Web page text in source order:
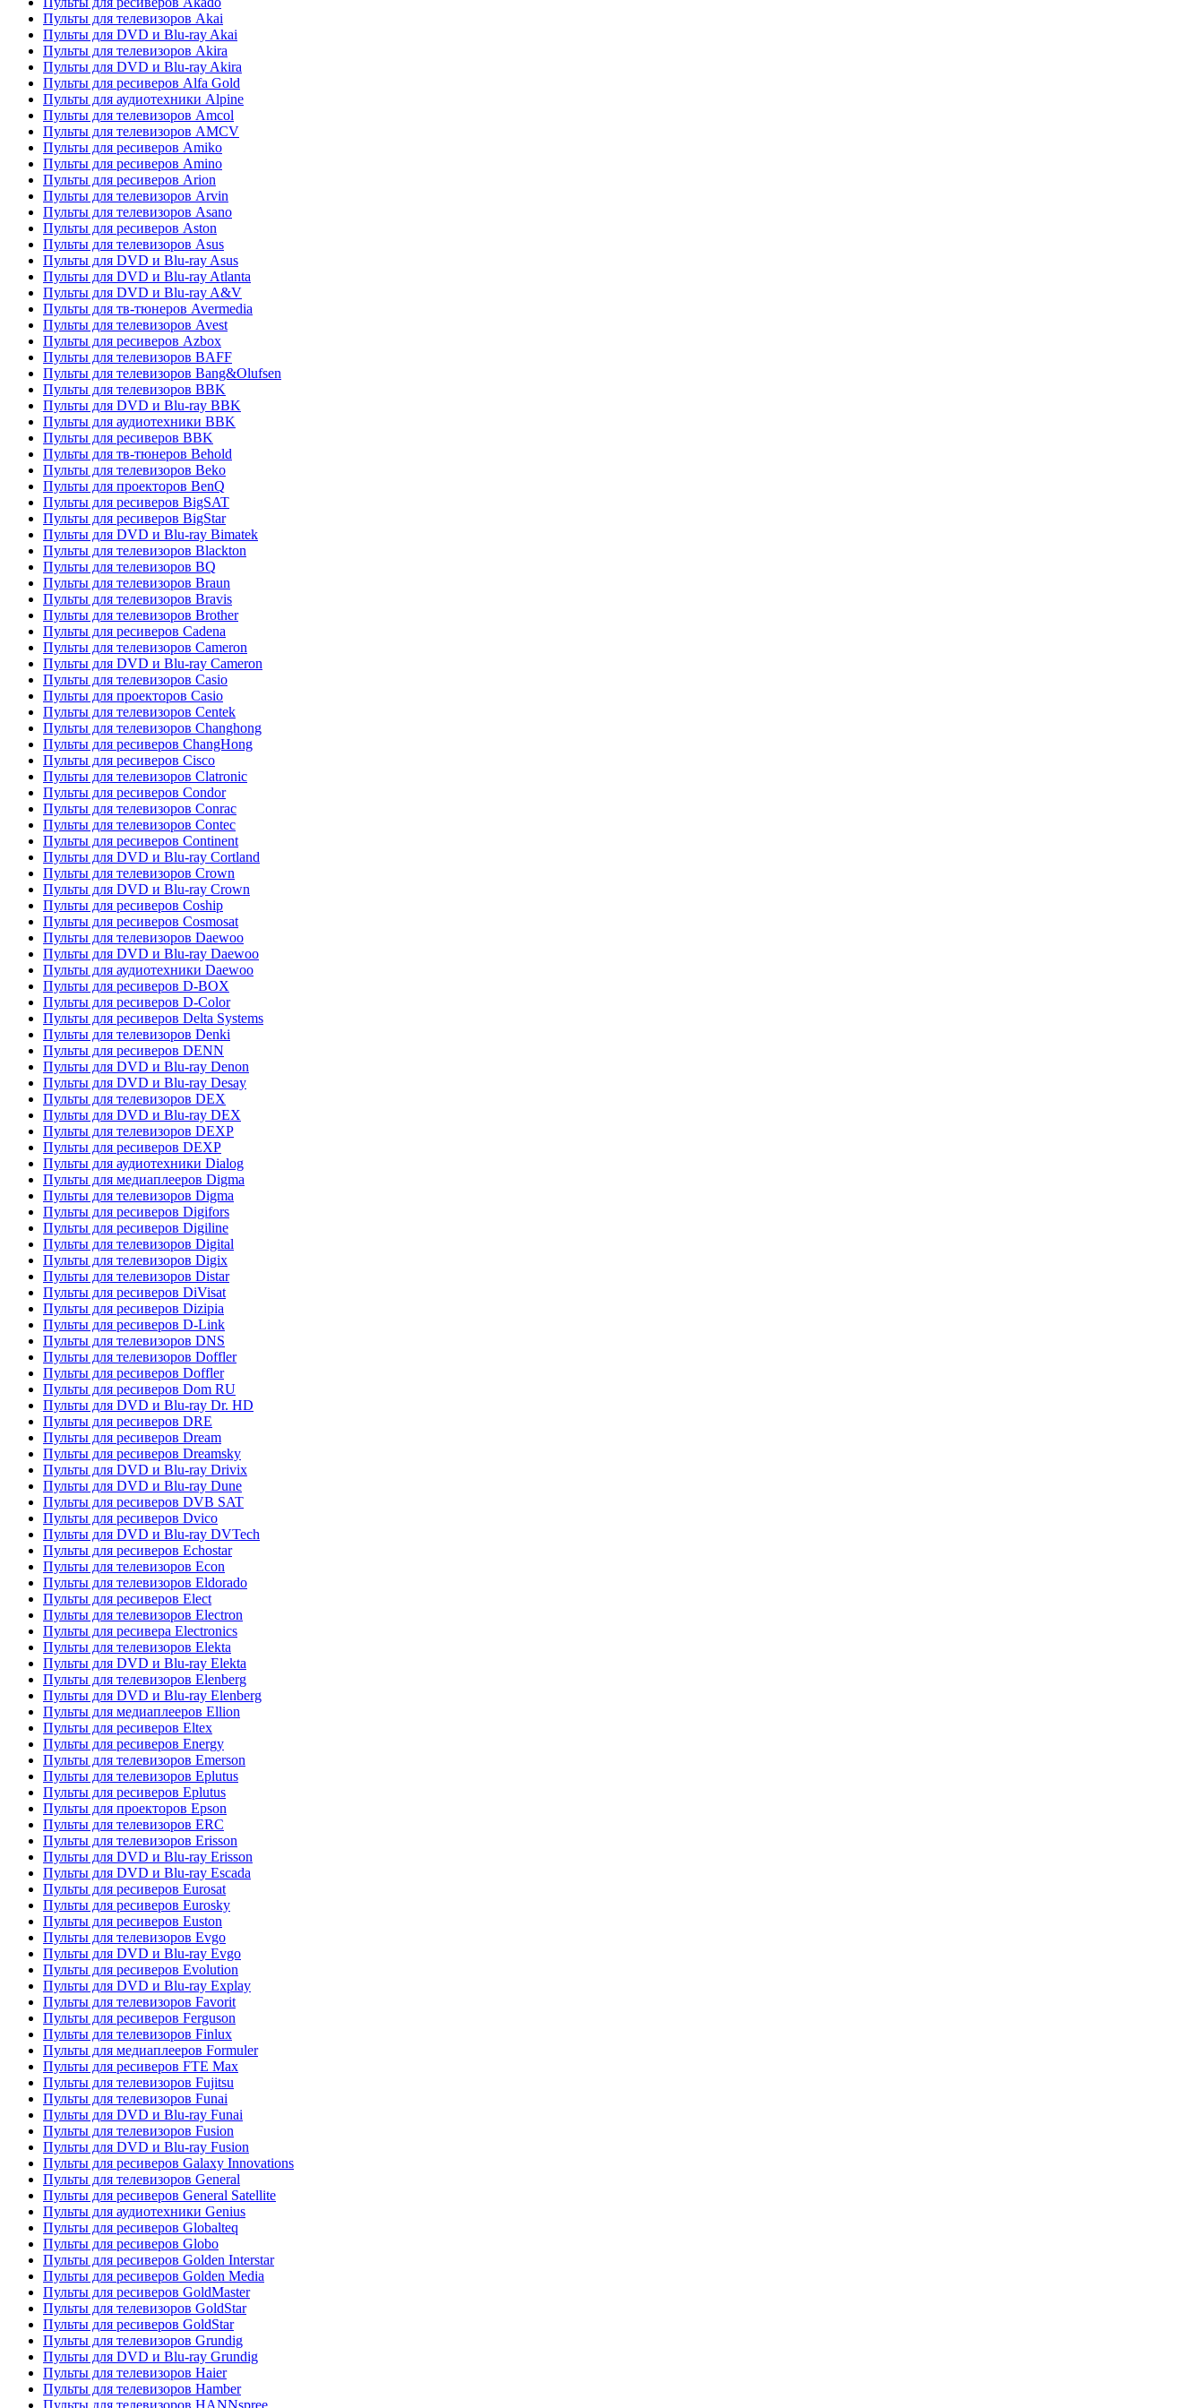
Пульты для телевизоров Akai
Пульты для DVD и Blu-ray Akai
Пульты для телевизоров Akira
Пульты для DVD и Blu-ray Akira
Пульты для ресиверов Alfa Gold
Пульты для аудиотехники Alpine
Пульты для телевизоров Amcol
Пульты для телевизоров AMCV
Пульты для ресиверов Amiko
Пульты для ресиверов Amino
Пульты для ресиверов Arion
Пульты для телевизоров Arvin
Пульты для телевизоров Asano
Пульты для ресиверов Aston
Пульты для телевизоров Asus
Пульты для DVD и Blu-ray Asus
Пульты для DVD и Blu-ray Atlanta
Пульты для DVD и Blu-ray A&V
Пульты для тв-тюнеров Avermedia
Пульты для телевизоров Avest
Пульты для ресиверов Azbox
Пульты для телевизоров BAFF
Пульты для телевизоров Bang&Olufsen
Пульты для телевизоров BBK
Пульты для DVD и Blu-ray BBK
Пульты для аудиотехники BBK
Пульты для ресиверов BBK
Пульты для тв-тюнеров Behold
Пульты для телевизоров Beko
Пульты для проекторов BenQ
Пульты для ресиверов BigSAT
Пульты для ресиверов BigStar
Пульты для DVD и Blu-ray Bimatek
Пульты для телевизоров Blackton
Пульты для телевизоров BQ
Пульты для телевизоров Braun
Пульты для телевизоров Bravis
Пульты для телевизоров Brother
Пульты для ресиверов Cadena
Пульты для телевизоров Cameron
Пульты для DVD и Blu-ray Cameron
Пульты для телевизоров Casio
Пульты для проекторов Casio
Пульты для телевизоров Centek
Пульты для телевизоров Changhong
Пульты для ресиверов ChangHong
Пульты для ресиверов Cisco
Пульты для телевизоров Clatronic
Пульты для ресиверов Condor
Пульты для телевизоров Conrac
Пульты для телевизоров Contec
Пульты для ресиверов Continent
Пульты для DVD и Blu-ray Cortland
Пульты для телевизоров Crown
Пульты для DVD и Blu-ray Crown
Пульты для ресиверов Coship
Пульты для ресиверов Cosmosat
Пульты для телевизоров Daewoo
Пульты для DVD и Blu-ray Daewoo
Пульты для аудиотехники Daewoo
Пульты для ресиверов D-BOX
Пульты для ресиверов D-Color
Пульты для ресиверов Delta Systems
Пульты для телевизоров Denki
Пульты для ресиверов DENN
Пульты для DVD и Blu-ray Denon
Пульты для DVD и Blu-ray Desay
Пульты для телевизоров DEX
Пульты для DVD и Blu-ray DEX
Пульты для телевизоров DEXP
Пульты для ресиверов DEXP
Пульты для аудиотехники Dialog
Пульты для медиаплееров Digma
Пульты для телевизоров Digma
Пульты для ресиверов Digifors
Пульты для ресиверов Digiline
Пульты для телевизоров Digital
Пульты для телевизоров Digix
Пульты для телевизоров Distar
Пульты для ресиверов DiVisat
Пульты для ресиверов Dizipia
Пульты для ресиверов D-Link
Пульты для телевизоров DNS
Пульты для телевизоров Doffler
Пульты для ресиверов Doffler
Пульты для ресиверов Dom RU
Пульты для DVD и Blu-ray Dr. HD
Пульты для ресиверов DRE
Пульты для ресиверов Dream
Пульты для ресиверов Dreamsky
Пульты для DVD и Blu-ray Drivix
Пульты для DVD и Blu-ray Dune
Пульты для ресиверов DVB SAT
Пульты для ресиверов Dvico
Пульты для DVD и Blu-ray DVTech
Пульты для ресиверов Echostar
Пульты для телевизоров Econ
Пульты для телевизоров Eldorado
Пульты для ресиверов Elect
Пульты для телевизоров Electron
Пульты для ресивера Electronics
Пульты для телевизоров Elekta
Пульты для DVD и Blu-ray Elekta
Пульты для телевизоров Elenberg
Пульты для DVD и Blu-ray Elenberg
Пульты для медиаплееров Ellion
Пульты для ресиверов Eltex
Пульты для ресиверов Energy
Пульты для телевизоров Emerson
Пульты для телевизоров Eplutus
Пульты для ресиверов Eplutus
Пульты для проекторов Epson
Пульты для телевизоров ERC
Пульты для телевизоров Erisson
Пульты для DVD и Blu-ray Erisson
Пульты для DVD и Blu-ray Escada
Пульты для ресиверов Eurosat
Пульты для ресиверов Eurosky
Пульты для ресиверов Euston
Пульты для телевизоров Evgo
Пульты для DVD и Blu-ray Evgo
Пульты для ресиверов Evolution
Пульты для DVD и Blu-ray Explay
Пульты для телевизоров Favorit
Пульты для ресиверов Ferguson
Пульты для телевизоров Finlux
Пульты для медиаплееров Formuler
Пульты для ресиверов FTE Max
Пульты для телевизоров Fujitsu
Пульты для телевизоров Funai
Пульты для DVD и Blu-ray Funai
Пульты для телевизоров Fusion
Пульты для DVD и Blu-ray Fusion
Пульты для ресиверов Galaxy Innovations
Пульты для телевизоров General
Пульты для ресиверов General Satellite
Пульты для аудиотехники Genius
Пульты для ресиверов Globalteq
Пульты для ресиверов Globo
Пульты для ресиверов Golden Interstar
Пульты для ресиверов Golden Media
Пульты для ресиверов GoldMaster
Пульты для телевизоров GoldStar
Пульты для ресиверов GoldStar
Пульты для телевизоров Grundig
Пульты для DVD и Blu-ray Grundig
Пульты для телевизоров Haier
Пульты для телевизоров Hamber
Пульты для телевизоров HANNspree